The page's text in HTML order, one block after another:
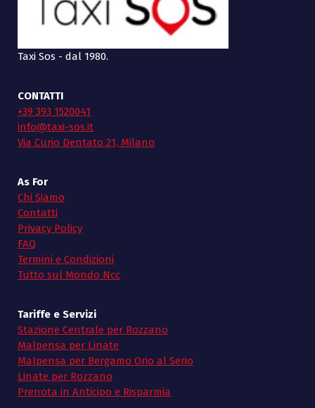
Taxi Sos - dal 1980.
CONTATTI
+39 393 1520041
info@taxi-sos.it
Via Curio Dentato 21, Milano
As For
Chi Siamo
Contatti
Privacy Policy
FAQ
Termini e Condizioni
Tutto sul Mondo Ncc
Tariffe e Servizi
Stazione Centrale per Rozzano
Malpensa per Linate
Malpensa per Bergamo Orio al Serio
Linate per Rozzano
Prenota in Anticipo e Risparmia